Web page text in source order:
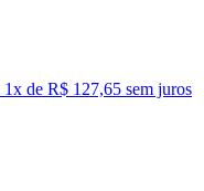
1x de R$ 127,65 sem juros